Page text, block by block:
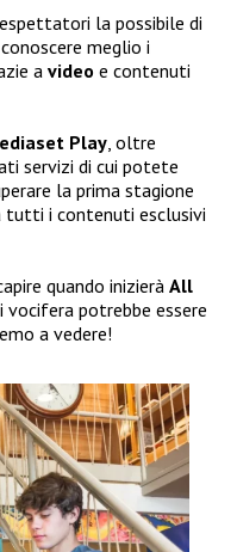
la possibile di
meglio i
a video e contenuti
Play , oltre
servizi di cui potete
la prima stagione
tutti i contenuti esclusivi
quando inizierà All
vocifera potrebbe essere
a vedere!